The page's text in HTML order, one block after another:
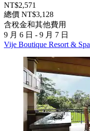
NT$2,571
總價 NT$3,128
含稅金和其他費用
9 月 6 日 - 9 月 7 日
Vije Boutique Resort & Spa